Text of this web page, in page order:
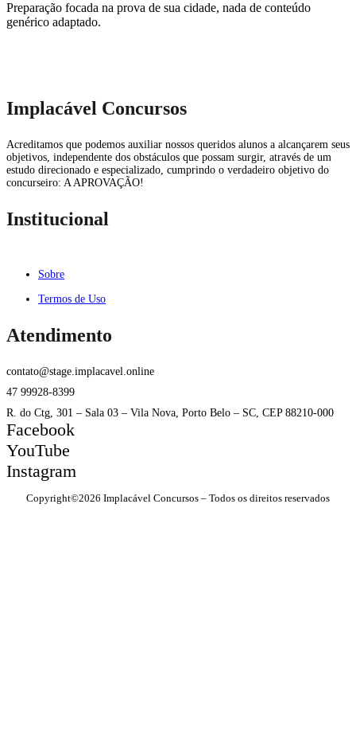
Preparação focada na prova de sua cidade, nada de conteúdo
genérico adaptado.
Implacável Concursos
Acreditamos que podemos auxiliar nossos queridos alunos a alcançarem seus
objetivos, independente dos obstáculos que possam surgir, através de um
estudo direcionado e especializado, cumprindo o verdadeiro objetivo do
concurseiro: A APROVAÇÃO!
Institucional
Sobre
Termos de Uso
Atendimento
contato@stage.implacavel.online
47 99928-8399
R. do Ctg, 301 – Sala 03 – Vila Nova, Porto Belo – SC, CEP 88210-000
Facebook
YouTube
Instagram
Copyright©2026 Implacável Concursos – Todos os direitos reservados